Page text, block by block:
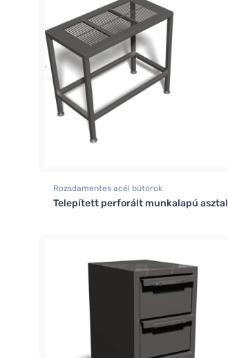
Rozsdamentes acél bútorok
Telepített perforált munkalapú asztal